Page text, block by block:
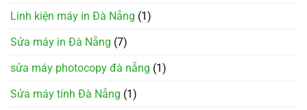
Linh kiện máy in Đà Nẵng (1)
Sửa máy in Đà Nẵng (7)
sửa máy photocopy đà nẵng (1)
Sửa máy tính Đà Nẵng (1)